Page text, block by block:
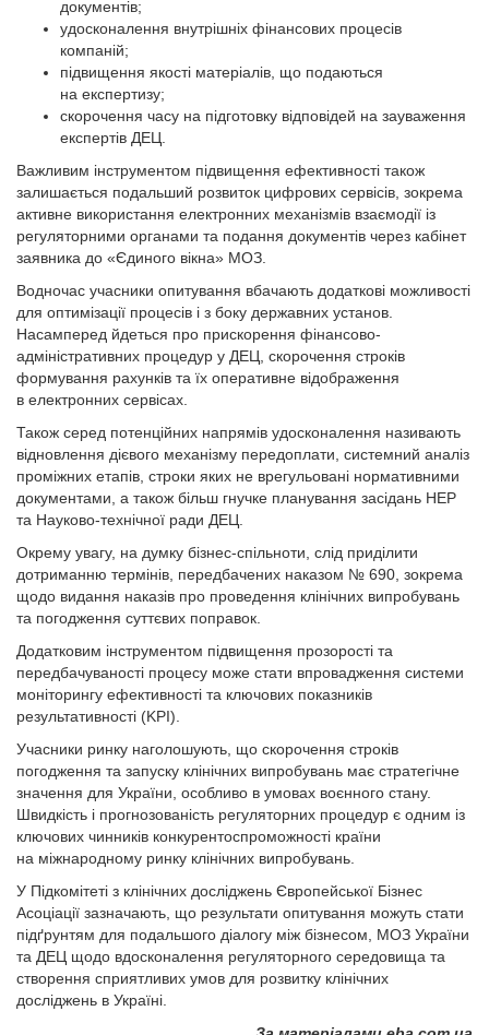
документів;
удосконалення внутрішніх фінансових процесів
компаній;
підвищення якості матеріалів, що подаються
на експертизу;
скорочення часу на підготовку відповідей на зауваження
експертів ДЕЦ.
Важливим інструментом підвищення ефективності також
залишається подальший розвиток цифрових сервісів, зокрема
активне використання електронних механізмів взаємодії із
регуляторними органами та подання документів через кабінет
заявника до «Єдиного вікна» МОЗ.
Водночас учасники опитування вбачають додаткові можливості
для оптимізації процесів і з боку державних установ.
Насамперед йдеться про прискорення фінансово-
адміністративних процедур у ДЕЦ, скорочення строків
формування рахунків та їх оперативне відображення
в електронних сервісах.
Також серед потенційних напрямів удосконалення називають
відновлення дієвого механізму передоплати, системний аналіз
проміжних етапів, строки яких не врегульовані нормативними
документами, а також більш гнучке планування засідань НЕР
та Науково-технічної ради ДЕЦ.
Окрему увагу, на думку бізнес-спільноти, слід приділити
дотриманню термінів, передбачених наказом № 690, зокрема
щодо видання наказів про проведення клінічних випробувань
та погодження суттєвих поправок.
Додатковим інструментом підвищення прозорості та
передбачуваності процесу може стати впровадження системи
моніторингу ефективності та ключових показників
результативності (KPI).
Учасники ринку наголошують, що скорочення строків
погодження та запуску клінічних випробувань має стратегічне
значення для України, особливо в умовах воєнного стану.
Швидкість і прогнозованість регуляторних процедур є одним із
ключових чинників конкурентоспроможності країни
на міжнародному ринку клінічних випробувань.
У Підкомітеті з клінічних досліджень Європейської Бізнес
Асоціації зазначають, що результати опитування можуть стати
підґрунтям для подальшого діалогу між бізнесом, МОЗ України
та ДЕЦ щодо вдосконалення регуляторного середовища та
створення сприятливих умов для розвитку клінічних
досліджень в Україні.